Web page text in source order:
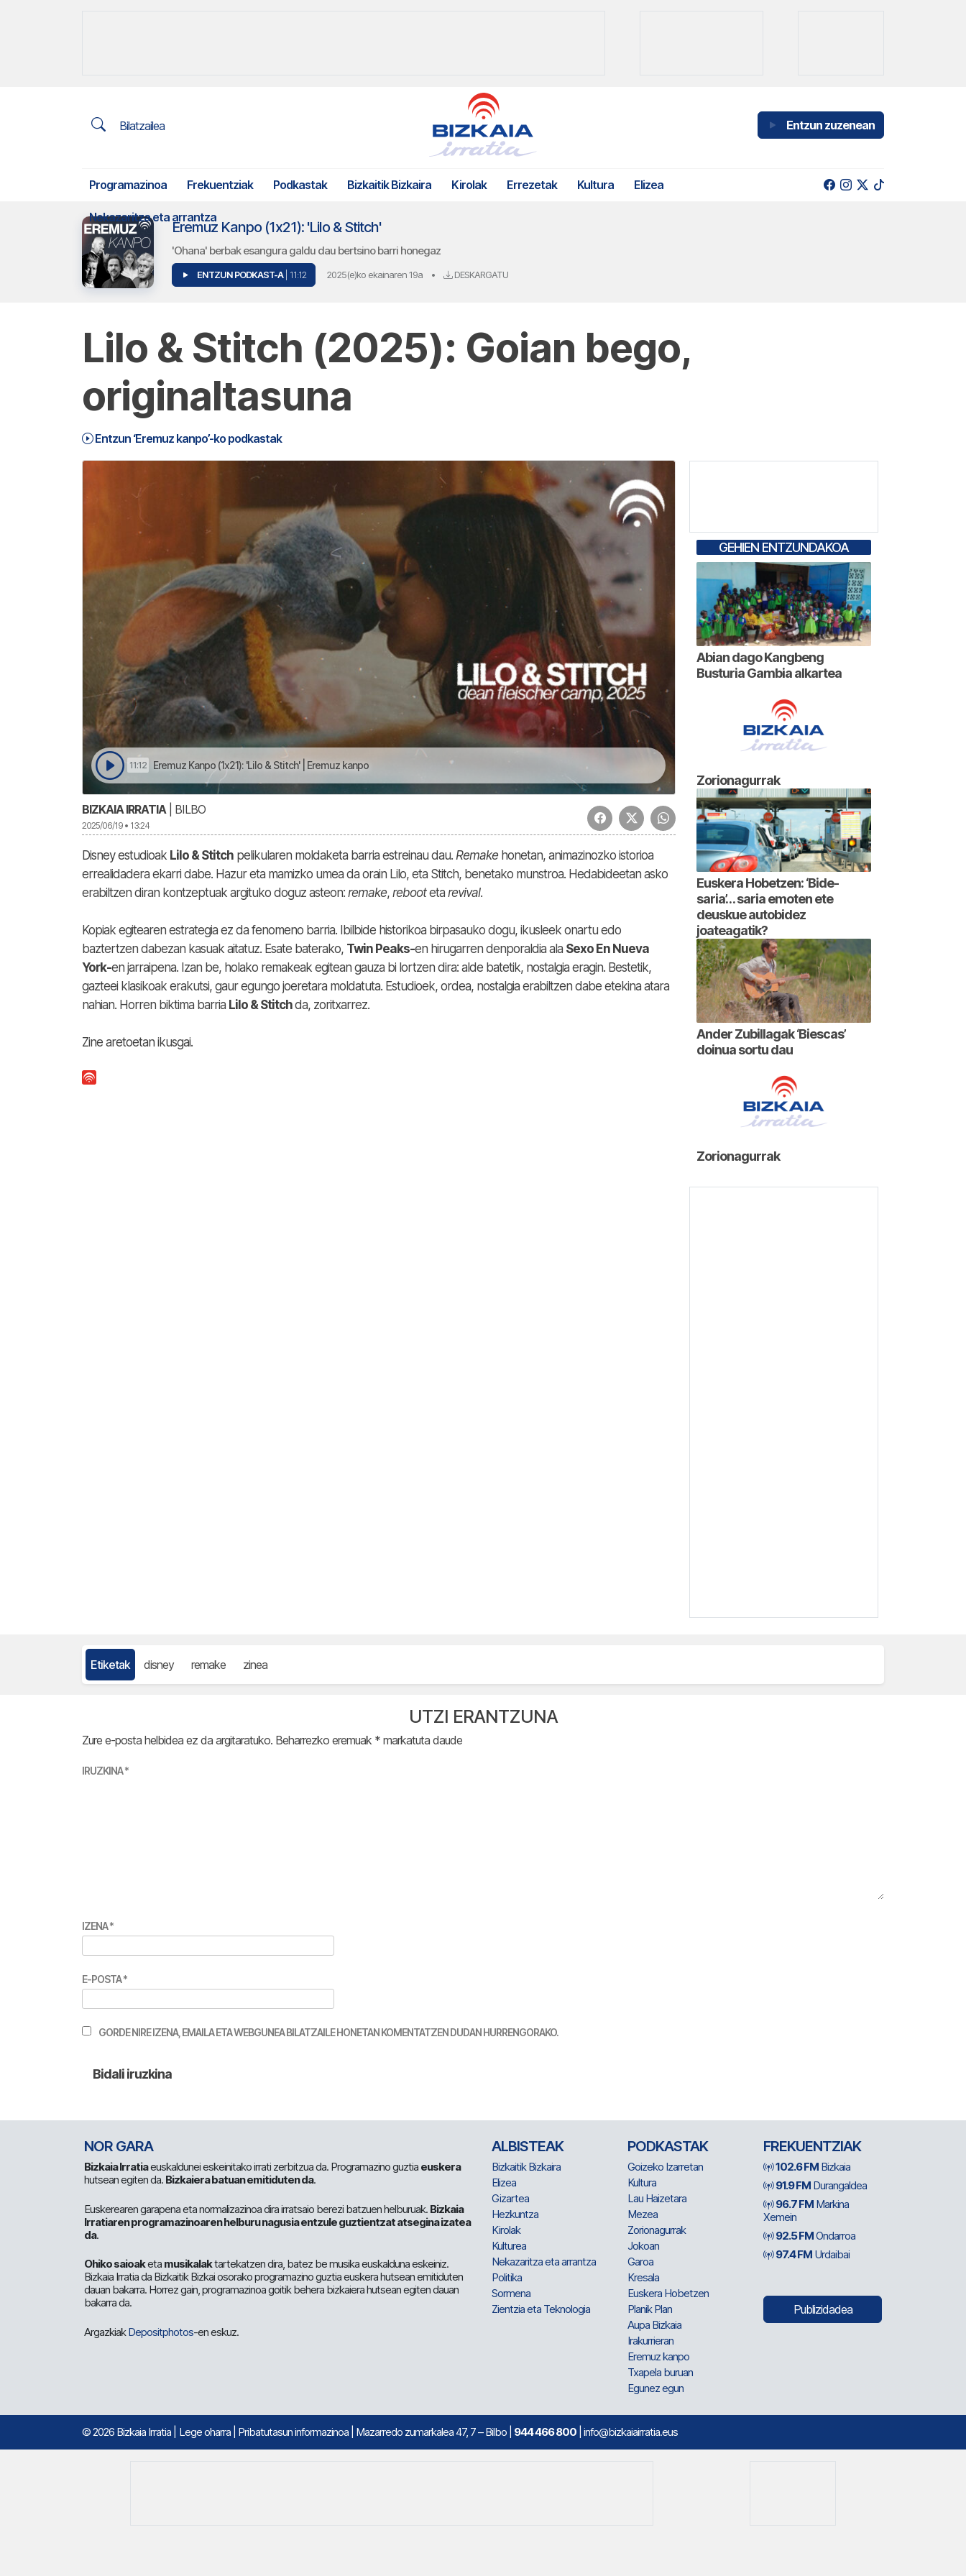
Bilatzailea Entzun zuzenean
Programazinoa Frekuentziak Podkastak Bizkaitik Bizkaira Kirolak Errezetak Kultura Elizea
Nekazaritza eta arrantza
Eremuz Kanpo (1x21): 'Lilo & Stitch'
'Ohana' berbak esangura galdu dau bertsino barri honegaz
ENTZUN PODKAST-A | 11:12 2025(e)ko ekainaren 19a • DESKARGATU
Lilo & Stitch (2025): Goian bego,
originaltasuna
Entzun ‘Eremuz kanpo’-ko podkastak
11:12 Eremuz Kanpo (1x21): 'Lilo & Stitch' | Eremuz kanpo
BIZKAIA IRRATIA| BILBO
2025/06/19 • 13:24
Disney estudioak Lilo & Stitch pelikularen moldaketa barria estreinau dau. Remakehonetan, animazinozko istorioa
errealidadera ekarri dabe. Hazur eta mamizko umea da orain Lilo, eta Stitch, benetako munstroa. Hedabideetan asko
erabiltzen diran kontzeptuak argituko doguz asteon: remake, rebooteta revival.
Kopiak egitearen estrategia ez da fenomeno barria. Ibilbide historikoa birpasauko dogu, ikusleek onartu edo
baztertzen dabezan kasuak aitatuz. Esate baterako, Twin Peaks-en hirugarren denporaldia ala Sexo En Nueva
York-en jarraipena. Izan be, holako remakeak egitean gauza bi lortzen dira: alde batetik, nostalgia eragin. Bestetik,
gazteei klasikoak erakutsi, gaur egungo joeretara moldatuta. Estudioek, ordea, nostalgia erabiltzen dabe etekina atara
nahian. Horren biktima barria Lilo & Stitchda, zoritxarrez.
Zine aretoetan ikusgai.
GEHIEN ENTZUNDAKOA
Abian dago Kangbeng
Busturia Gambia alkartea
Zorionagurrak
Euskera Hobetzen: ‘Bide-
saria’… saria emoten ete
deuskue autobidez
joateagatik?
Ander Zubillagak ‘Biescas’
doinua sortu dau
Zorionagurrak
Etiketak disney remake zinea
UTZI ERANTZUNA
Zure e-posta helbidea ez da argitaratuko. Beharrezko eremuak * markatuta daude
IRUZKINA*
IZENA*
E-POSTA*
GORDE NIRE IZENA, EMAILA ETA WEBGUNEA BILATZAILE HONETAN KOMENTATZEN DUDAN HURRENGORAKO.
NOR GARA
Bizkaia Irratiaeuskaldunei eskeinitako irrati zerbitzua da. Programazino guztia euskera
hutsean egiten da. Bizkaiera batuan emitiduten da.
Euskerearen garapena eta normalizazinoa dira irratsaio berezi batzuen helburuak. Bizkaia
Irratiaren programazinoaren helburu nagusia entzule guztientzat atsegina izatea
da.
Ohiko saioaketa musikalaktartekatzen dira, batez be musika euskalduna eskeiniz.
Bizkaia Irratia da Bizkaitik Bizkai osorako programazino guztia euskera hutsean emitiduten
dauan bakarra. Horrez gain, programazinoa goitik behera bizkaiera hutsean egiten dauan
bakarra da.
ArgazkiakDepositphotos-en eskuz.
ALBISTEAK
Bizkaitik Bizkaira
Elizea
Gizartea
Hezkuntza
Kirolak
Kulturea
Nekazaritza eta arrantza
Politika
Sormena
Zientzia eta Teknologia
PODKASTAK
Goizeko Izarretan
Kultura
Lau Haizetara
Mezea
Zorionagurrak
Jokoan
Garoa
Kresala
Euskera Hobetzen
Planik Plan
Aupa Bizkaia
Irakurrieran
Eremuz kanpo
Txapela buruan
Egunez egun
FREKUENTZIAK
102.6 FM Bizkaia
91.9 FM Durangaldea
96.7 FM Markina
Xemein
92.5 FMOndarroa
97.4 FM Urdaibai
Publizidadea
© 2026 Bizkaia Irratia Lege oharra Pribatutasun informazinoa | Mazarredo zumarkalea 47, 7 – Bilbo | 944 466 800 | info@bizkaiairratia.eus